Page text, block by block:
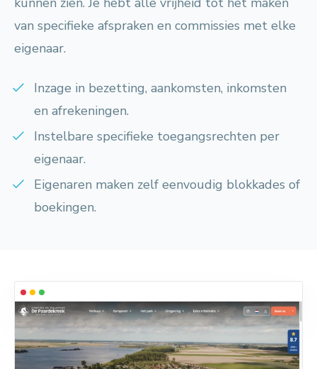
van specifieke afspraken en commissies met elke
eigenaar.
Inzage in bezetting, aankomsten, inkomsten
en afrekeningen.
Instelbare specifieke toegangsrechten per
eigenaar.
Eigenaren maken zelf eenvoudig blokkades of
boekingen.